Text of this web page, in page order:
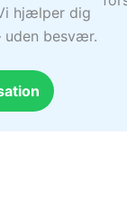
hjælper dig
uden besvær.